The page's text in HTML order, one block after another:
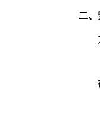
二、